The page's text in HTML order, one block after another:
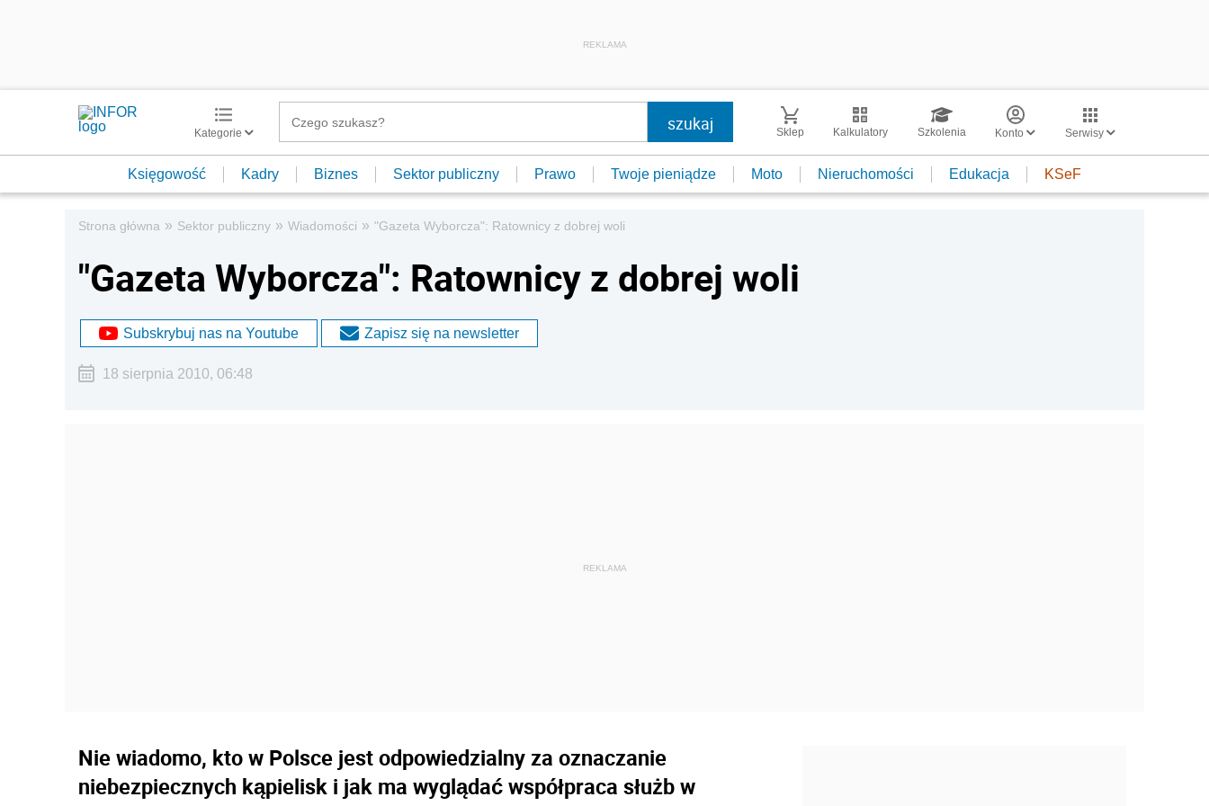
REKLAMA
Kategorie Sklep Kalkulatory Szkolenia Konto Serwisy
Księgowość Kadry Biznes Sektor publiczny Prawo Twoje pieniądze Moto Nieruchomości Edukacja KSeF
Strona główna » Sektor publiczny » Wiadomości » "Gazeta Wyborcza": Ratownicy z dobrej woli
"Gazeta Wyborcza": Ratownicy z dobrej woli
Subskrybuj nas na Youtube Zapisz się na newsletter
18 sierpnia 2010, 06:48
Nie wiadomo, kto w Polsce jest odpowiedzialny za oznaczanie
niebezpiecznych kąpielisk i jak ma wyglądać współpraca służb w